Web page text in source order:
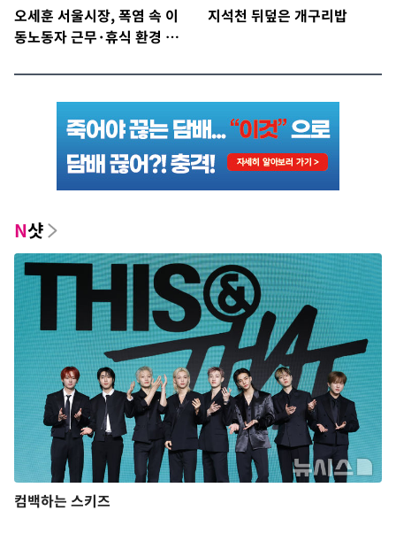
오세훈 서울시장, 폭염 속 이
동노동자 근무·휴식 환경 점
지석천 뒤덮은 개구리밥
N샷
컴백하는 스키즈